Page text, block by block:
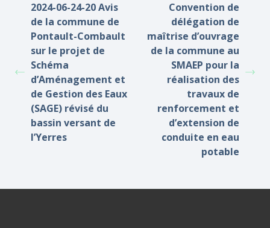
2024-06-24-20 Avis
de la commune de
Pontault-Combault
sur le projet de
Schéma
d’Aménagement et
de Gestion des Eaux
(SAGE) révisé du
bassin versant de
l’Yerres
Convention de
délégation de
maîtrise d’ouvrage
de la commune au
SMAEP pour la
réalisation des
travaux de
renforcement et
d’extension de
conduite en eau
potable